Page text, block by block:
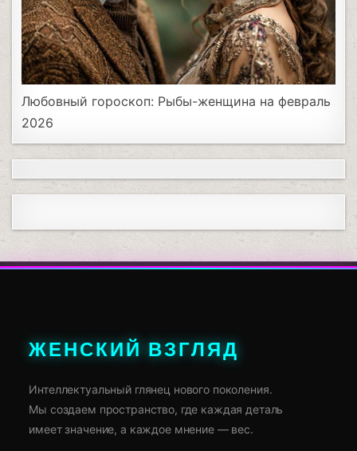
Любовный гороскоп: Рыбы-женщина на февраль
2026
ЖЕНСКИЙ ВЗГЛЯД
Интеллектуальный глянец нового поколения.
Мы создаем пространство, где каждая деталь
имеет значение, а каждое мнение — вес.